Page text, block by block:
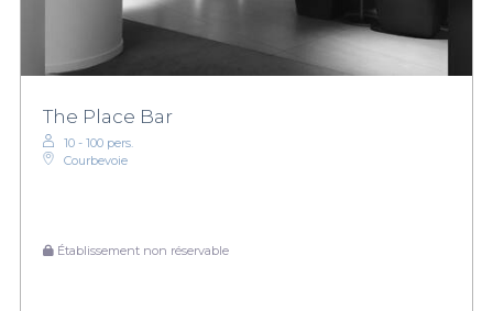
The Place Bar
10 - 100 pers.
Courbevoie
Établissement non réservable